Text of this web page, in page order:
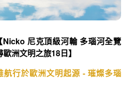
尼克頂級河輪 多瑙河全覽
歐洲文明之旅18日】
航行於歐洲文明起源 - 璀燦多瑙